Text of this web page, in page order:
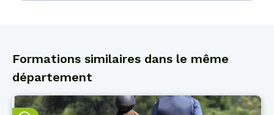
Formations similaires dans le même
département